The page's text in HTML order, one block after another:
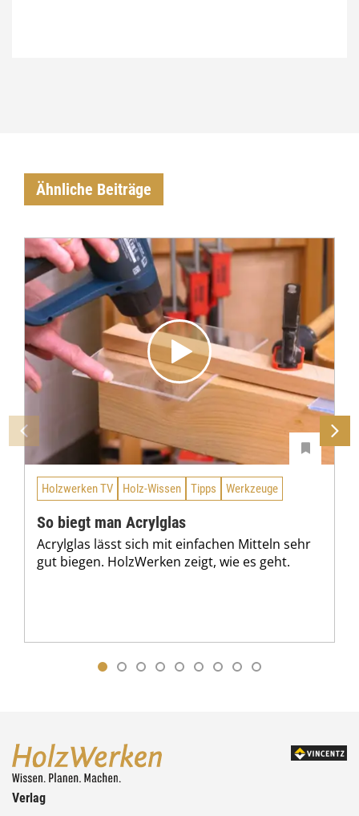
Ähnliche Beiträge
Holzwerken TV Holz-Wissen Tipps Werkzeuge
So biegt man Acrylglas
Acrylglas lässt sich mit einfachen Mitteln sehr
gut biegen. HolzWerken zeigt, wie es geht.
Verlag